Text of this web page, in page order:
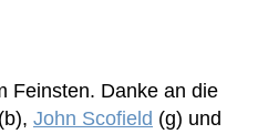
Feinsten. Danke an die
(b), John Scofield (g) und